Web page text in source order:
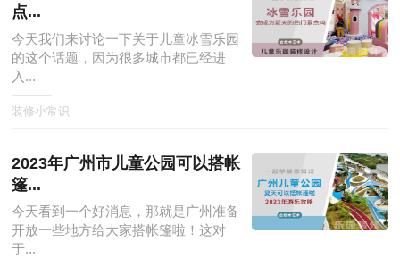
点...
今天我们来讨论一下关于儿童冰雪乐园
的这个话题，因为很多城市都已经进
入...
装修小常识
2023年广州市儿童公园可以搭帐
篷...
今天看到一个好消息，那就是广州准备
开放一些地方给大家搭帐篷啦！这对
于...